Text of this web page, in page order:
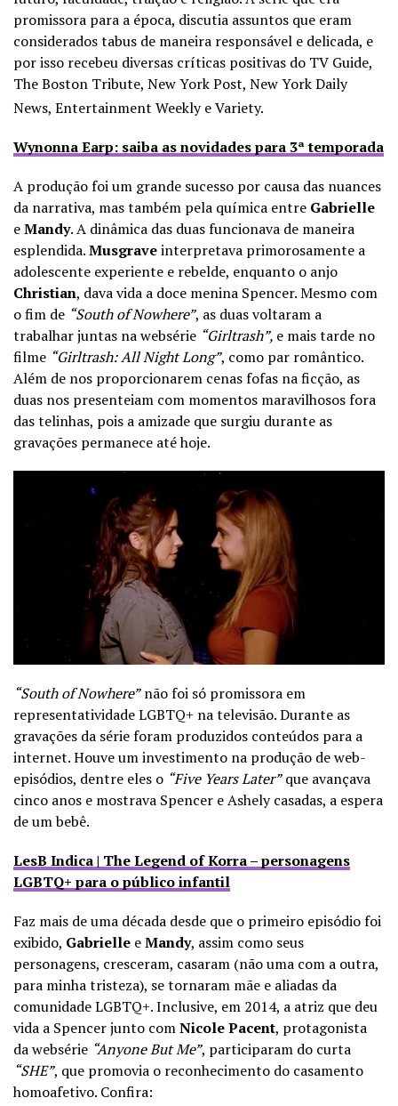
promissora para a época, discutia assuntos que eram
considerados tabus de maneira responsável e delicada, e
por isso recebeu diversas críticas positivas do TV Guide,
The Boston Tribute, New York Post, New York Daily
News, Entertainment Weekly e Variety.
Wynonna Earp: saiba as novidades para 3ª temporada
A produção foi um grande sucesso por causa das nuances
da narrativa, mas também pela química entre Gabrielle
eMandy. A dinâmica das duas funcionava de maneira
esplendida.Musgraveinterpretava primorosamente a
adolescente experiente e rebelde, enquanto o anjo
Christian, dava vida a doce menina Spencer. Mesmo com
o fim de “South of Nowhere”, as duas voltaram a
trabalhar juntas na websérie “Girltrash”, e mais tarde no
filme “Girltrash: All Night Long”, como par romântico.
Além de nos proporcionarem cenas fofas na ficção, as
duas nos presenteiam com momentos maravilhosos fora
das telinhas, pois a amizade que surgiu durante as
gravações permanece até hoje.
“South of Nowhere”não foi só promissora em
representatividade LGBTQ+ na televisão. Durante as
gravações da série foram produzidos conteúdos para a
internet. Houve um investimento na produção de web-
episódios, dentre eles o “Five Years Later”que avançava
cinco anos e mostrava Spencer e Ashely casadas, a espera
de um bebê.
LesB Indica | The Legend of Korra – personagens
LGBTQ+ para o público infantil
Faz mais de uma década desde que o primeiro episódio foi
exibido, Gabrielle eMandy, assim como seus
personagens, cresceram, casaram (não uma com a outra,
para minha tristeza), se tornaram mãe e aliadas da
comunidade LGBTQ+. Inclusive, em 2014, a atriz que deu
vida a Spencer junto comNicole Pacent, protagonista
da websérie “Anyone But Me”, participaram do curta
“SHE”, que promovia o reconhecimento do casamento
homoafetivo. Confira: